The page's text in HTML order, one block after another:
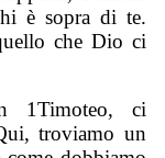
è sopra di te.
che Dio ci
1Timoteo, ci
troviamo un